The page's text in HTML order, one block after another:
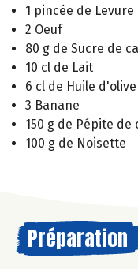
1 pincée de
2 Oeuf
80 g de Sucre de
10 cl de Lait
6 cl de Huile d'olive
3 Banane
150 g de Pépite de
100 g de Noisette
Préparation